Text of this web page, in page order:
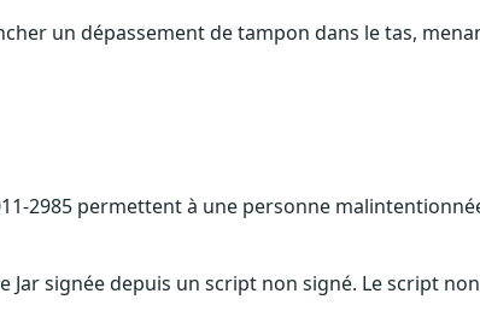
un dépassement de tampon dans le tas,
2985 permettent à une personne
signée depuis un script non signé. Le script